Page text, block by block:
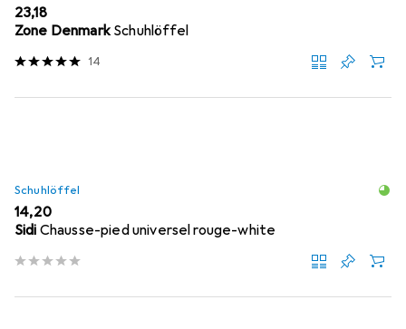
EUR
23,18
Zone Denmark Schuhlöffel
14
Schuhlöffel
EUR
14,20
Sidi Chausse-pied universel rouge-white